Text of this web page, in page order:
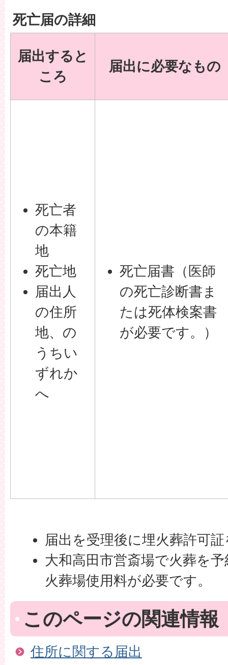
死亡届の詳細
届出すると
ころ
届出に必要なもの
死亡者
の本籍
地
死亡地
届出人
の住所
地、の
うちい
ずれか
へ
死亡届書（医師
の死亡診断書ま
たは死体検案書
が必要です。）
届出を受理後に埋火葬許可
大和高田市営斎場で火葬を
火葬場使用料が必要です。
このページの関連情報
住所に関する届出